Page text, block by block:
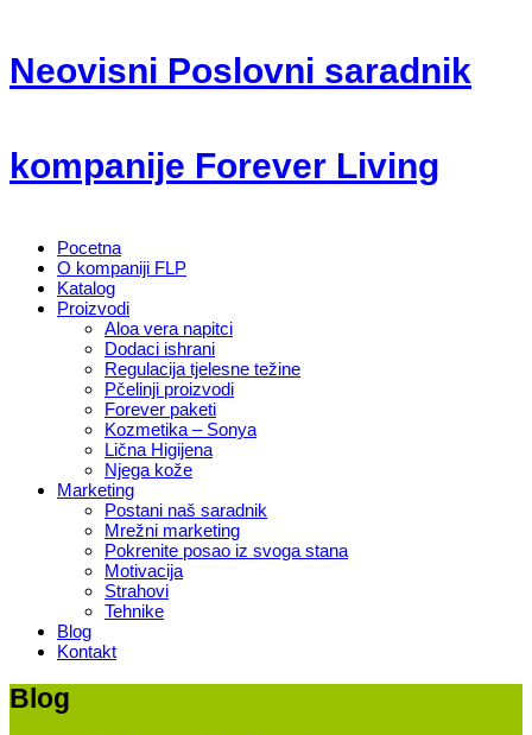
Neovisni Poslovni saradnik
kompanije Forever Living
Pocetna
O kompaniji FLP
Katalog
Proizvodi
Aloa vera napitci
Dodaci ishrani
Regulacija tjelesne težine
Pčelinji proizvodi
Forever paketi
Kozmetika – Sonya
Lična Higijena
Njega kože
Marketing
Postani naš saradnik
Mrežni marketing
Pokrenite posao iz svoga stana
Motivacija
Strahovi
Tehnike
Blog
Kontakt
Blog